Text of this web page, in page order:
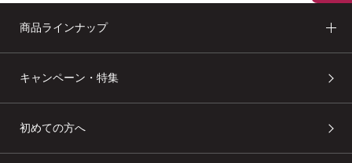
定期便サービス
ギフトラッピングサービス
商品ラインナップ
キャンペーン・特集
初めての方へ